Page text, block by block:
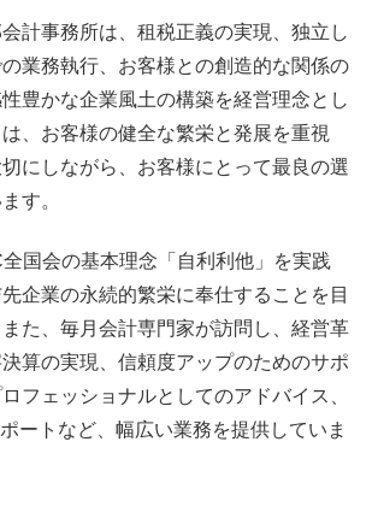
計事務所は、租税正義の実現、独立し
業務執行、お客様との創造的な関係の
豊かな企業風土の構築を経営理念とし
、お客様の健全な繁栄と発展を重視
にしながら、お客様にとって最良の選
す。
国会の基本理念「自利利他」を実践
企業の永続的繁栄に奉仕することを目
た、毎月会計専門家が訪問し、経営革
算の実現、信頼度アップのためのサポ
フェッショナルとしてのアドバイス、
ートなど、幅広い業務を提供していま